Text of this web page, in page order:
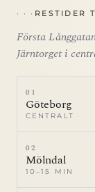
RESTIDER
Första
Järntorget i
01
Göteborg
CENTRALT
02
Mölndal
10–15 MIN